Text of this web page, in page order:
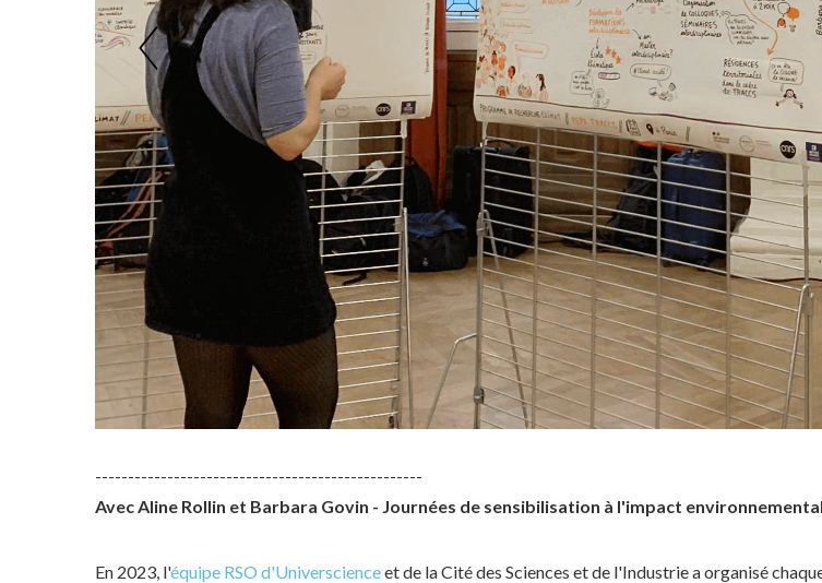
--------------------------------------------------
Avec Aline Rollin et Barbara Govin - Journées de sensibilisation à l'impact
En 2023, l'équipe RSO d'Universcienceet de la Cité des Sciences et de l'Industrie a organisé